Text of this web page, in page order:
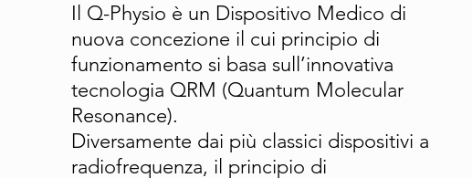
Il Q-Physio è un Dispositivo Medico di
nuova concezione il cui principio di
funzionamento si basa sull’innovativa
tecnologia QRM (Quantum Molecular
Resonance).
Diversamente dai più classici dispositivi a
radiofrequenza, il principio di